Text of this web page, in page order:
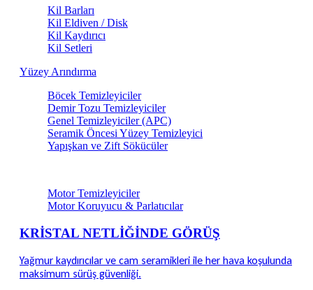
Kil Barları
Kil Eldiven / Disk
Kil Kaydırıcı
Kil Setleri
Yüzey Arındırma
Böcek Temizleyiciler
Demir Tozu Temizleyiciler
Genel Temizleyiciler (APC)
Seramik Öncesi Yüzey Temizleyici
Yapışkan ve Zift Sökücüler
Motor Temizleyiciler
Motor Koruyucu & Parlatıcılar
KRİSTAL NETLİĞİNDE GÖRÜŞ
Yağmur kaydırıcılar ve cam seramikleri ile her hava koşulunda
maksimum sürüş güvenliği.